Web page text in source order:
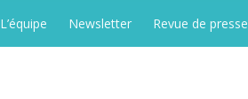
L’équipe Newsletter Revue de presse